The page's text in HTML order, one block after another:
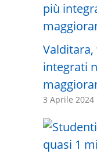
integrati
3 Aprile 2024